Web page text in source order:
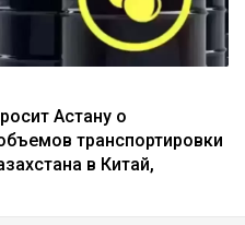
Астану о
транспортировки
в Китай,